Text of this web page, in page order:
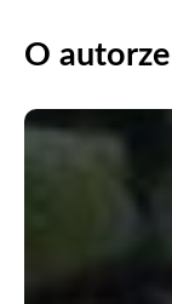
O autorze